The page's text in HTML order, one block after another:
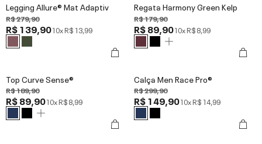
Legging Allure® Mat Adaptiv
R$ 279,90
R$ 139,9010xR$ 13,99
Regata Harmony Green Kelp
R$ 179,90
R$ 89,9010xR$ 8,99
Top Curve Sense®
R$ 189,90
R$ 89,9010xR$ 8,99
Calça Men Race Pro®
R$ 299,90
R$ 149,9010xR$ 14,99